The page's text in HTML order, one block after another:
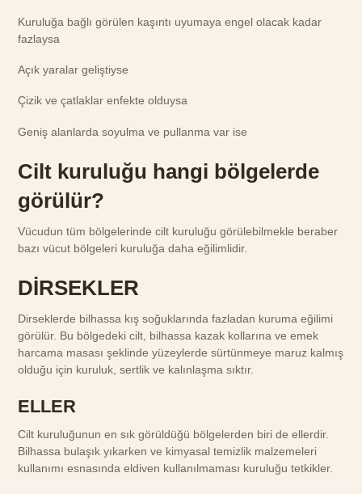
Kuruluğa bağlı görülen kaşıntı uyumaya engel olacak kadar
fazlaysa
Açık yaralar geliştiyse
Çizik ve çatlaklar enfekte olduysa
Geniş alanlarda soyulma ve pullanma var ise
Cilt kuruluğu hangi bölgelerde
görülür?
Vücudun tüm bölgelerinde cilt kuruluğu görülebilmekle beraber
bazı vücut bölgeleri kuruluğa daha eğilimlidir.
DİRSEKLER
Dirseklerde bilhassa kış soğuklarında fazladan kuruma eğilimi
görülür. Bu bölgedeki cilt, bilhassa kazak kollarına ve emek
harcama masası şeklinde yüzeylerde sürtünmeye maruz kalmış
olduğu için kuruluk, sertlik ve kalınlaşma sıktır.
ELLER
Cilt kuruluğunun en sık görüldüğü bölgelerden biri de ellerdir.
Bilhassa bulaşık yıkarken ve kimyasal temizlik malzemeleri
kullanımı esnasında eldiven kullanılmaması kuruluğu tetkikler.